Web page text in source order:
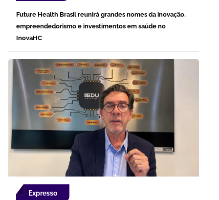
Future Health Brasil reunirá grandes nomes da inovação,
empreendedorismo e investimentos em saúde no
InovaHC
Expresso